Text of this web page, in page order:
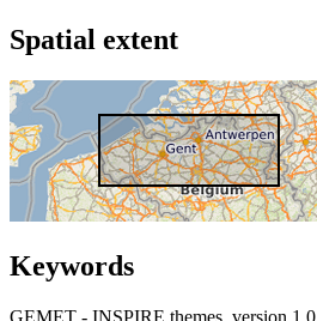
Spatial extent
Keywords
GEMET - INSPIRE themes, version 1.0